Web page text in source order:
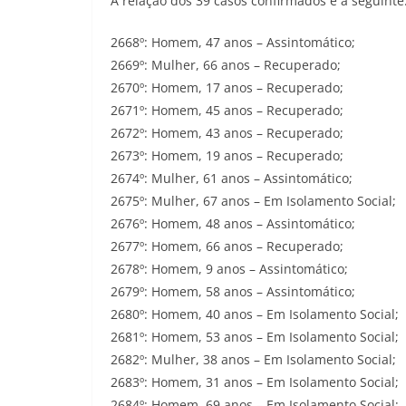
2668º: Homem, 47 anos – Assintomático;
2669º: Mulher, 66 anos – Recuperado;
2670º: Homem, 17 anos – Recuperado;
2671º: Homem, 45 anos – Recuperado;
2672º: Homem, 43 anos – Recuperado;
2673º: Homem, 19 anos – Recuperado;
2674º: Mulher, 61 anos – Assintomático;
2675º: Mulher, 67 anos – Em Isolamento Social;
2676º: Homem, 48 anos – Assintomático;
2677º: Homem, 66 anos – Recuperado;
2678º: Homem, 9 anos – Assintomático;
2679º: Homem, 58 anos – Assintomático;
2680º: Homem, 40 anos – Em Isolamento Social;
2681º: Homem, 53 anos – Em Isolamento Social;
2682º: Mulher, 38 anos – Em Isolamento Social;
2683º: Homem, 31 anos – Em Isolamento Social;